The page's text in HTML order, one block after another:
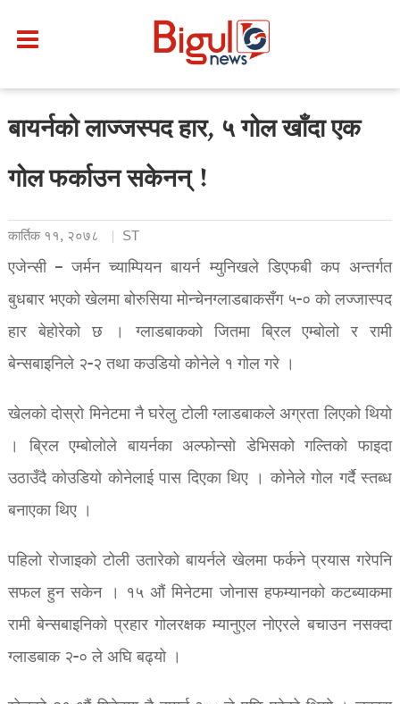
बायर्नको लाज्जस्पद हार, ५ गोल खाँदा एक
गोल फर्काउन सकेनन् !
कार्तिक ११, २०७८ ST
एजेन्सी – जर्मन च्याम्पियन बायर्न म्युनिखले डिएफबी कप अन्तर्गत
बुधबार भएको खेलमा बोरुसिया मोन्चेनग्लाडबाकसँग ५-० को लज्जास्पद
हार बेहोरेको छ । ग्लाडबाकको जितमा ब्रिल एम्बोलो र रामी
बेन्सबाइनिले २-२ तथा कउडियो कोनेले १ गोल गरे ।
खेलको दोस्रो मिनेटमा नै घरेलु टोली ग्लाडबाकले अग्रता लिएको थियो
‌। ब्रिल एम्बोलोले बायर्नका अल्फोन्सो डेभिसको गल्तिको फाइदा
उठाउँदै कोउडियो कोनेलाई पास दिएका थिए । कोनेले गोल गर्दै स्तब्ध
बनाएका थिए ।
पहिलो रोजाइको टोली उतारेको बायर्नले खेलमा फर्कने प्रयास गरेपनि
सफल हुन सकेन । १५ अ‍ौं मिनेटमा जोनास हफम्यानको कटब्याकमा
रामी बेन्सबाइनिको प्रहार गोलरक्षक म्यानुएल नोएरले बचाउन नसक्दा
ग्लाडबाक २-० ले अघि बढ्यो ‌‌।